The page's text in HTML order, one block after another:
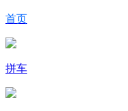
首页
拼车